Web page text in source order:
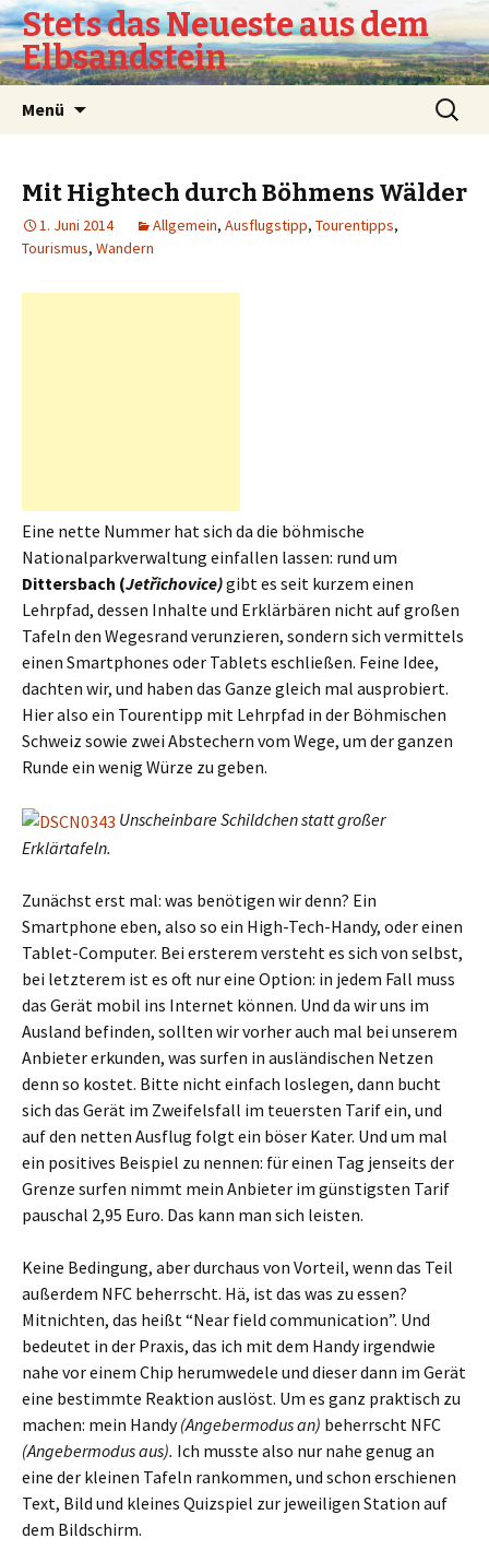
Stets das Neueste aus dem
Elbsandstein
Menü
Suchen
nach:
Mit Hightech durch Böhmens Wälder
1. Juni 2014 Allgemein, Ausflugstipp, Tourentipps,
Tourismus, Wandern
Eine nette Nummer hat sich da die böhmische
Nationalparkverwaltung einfallen lassen: rund um
Dittersbach (Jetřichovice)gibt es seit kurzem einen
Lehrpfad, dessen Inhalte und Erklärbären nicht auf großen
Tafeln den Wegesrand verunzieren, sondern sich vermittels
einen Smartphones oder Tablets eschließen. Feine Idee,
dachten wir, und haben das Ganze gleich mal ausprobiert.
Hier also ein Tourentipp mit Lehrpfad in der Böhmischen
Schweiz sowie zwei Abstechern vom Wege, um der ganzen
Runde ein wenig Würze zu geben.
Unscheinbare Schildchen statt großer
Erklärtafeln.
Zunächst erst mal: was benötigen wir denn? Ein
Smartphone eben, also so ein High-Tech-Handy, oder einen
Tablet-Computer. Bei ersterem versteht es sich von selbst,
bei letzterem ist es oft nur eine Option: in jedem Fall muss
das Gerät mobil ins Internet können. Und da wir uns im
Ausland befinden, sollten wir vorher auch mal bei unserem
Anbieter erkunden, was surfen in ausländischen Netzen
denn so kostet. Bitte nicht einfach loslegen, dann bucht
sich das Gerät im Zweifelsfall im teuersten Tarif ein, und
auf den netten Ausflug folgt ein böser Kater. Und um mal
ein positives Beispiel zu nennen: für einen Tag jenseits der
Grenze surfen nimmt mein Anbieter im günstigsten Tarif
pauschal 2,95 Euro. Das kann man sich leisten.
Keine Bedingung, aber durchaus von Vorteil, wenn das Teil
außerdem NFC beherrscht. Hä, ist das was zu essen?
Mitnichten, das heißt “Near field communication”. Und
bedeutet in der Praxis, das ich mit dem Handy irgendwie
nahe vor einem Chip herumwedele und dieser dann im Gerät
eine bestimmte Reaktion auslöst. Um es ganz praktisch zu
machen: mein Handy(Angebermodus an) beherrscht NFC
(Angebermodus aus). Ich musste also nur nahe genug an
eine der kleinen Tafeln rankommen, und schon erschienen
Text, Bild und kleines Quizspiel zur jeweiligen Station auf
dem Bildschirm.